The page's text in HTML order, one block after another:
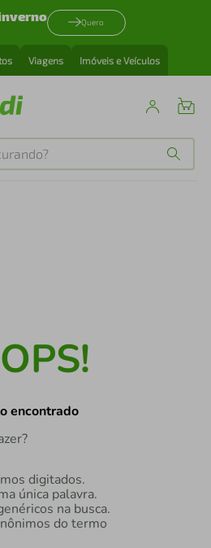
Quero
Viagens Imóveis e Veículos
encontrado
digitados.
única palavra.
na busca.
do termo